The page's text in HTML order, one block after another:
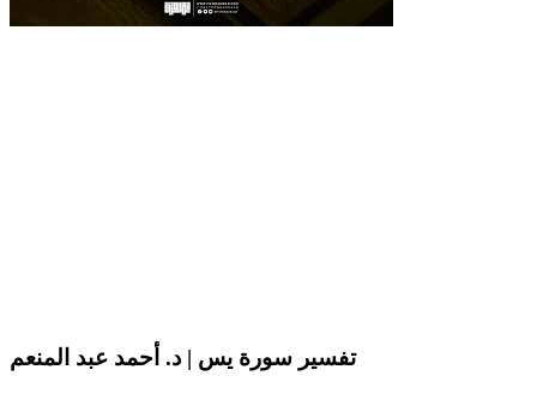
تفسير سورة يس | د. أحمد عبد المنعم